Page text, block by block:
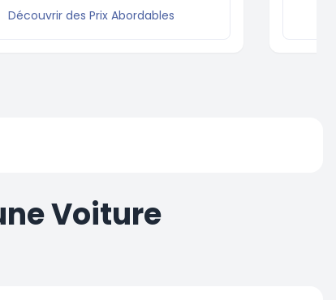
Découvrir des Prix Abordables
Voiture